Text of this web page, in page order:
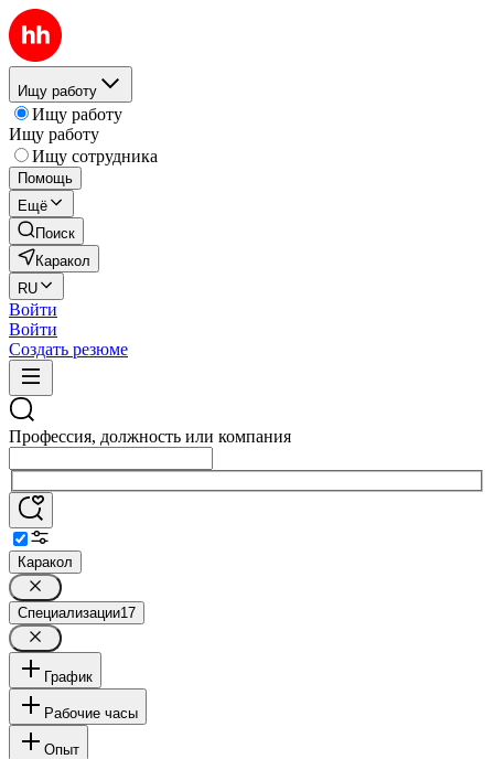
Ищу работу
Ищу работу
Ищу работу
Ищу сотрудника
Помощь
Ещё
Поиск
Каракол
RU
Войти
Войти
Создать резюме
Профессия, должность или компания
Каракол
Специализации17
График
Рабочие часы
Опыт